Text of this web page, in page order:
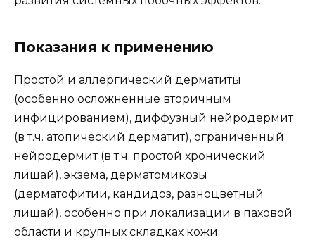
Показания к применению
Простой и аллергический дерматиты
(особенно осложненные вторичным
инфицированием), диффузный нейродермит
(в т.ч. атопический дерматит), ограниченный
нейродермит (в т.ч. простой хронический
лишай), экзема, дерматомикозы
(дерматофитии, кандидоз, разноцветный
лишай), особенно при локализации в паховой
области и крупных складках кожи.